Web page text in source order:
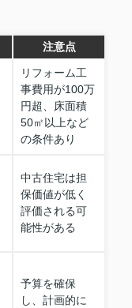
注意点
リフォーム工
事費用が100万
円超、床面積
50㎡以上など
の条件あり
中古住宅は担
保価値が低く
評価される可
能性がある
予算を確保
し、計画的に